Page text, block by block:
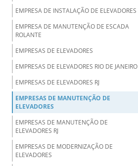
EMPRESA DE INSTALAÇÃO DE ELEVADORES
EMPRESA DE MANUTENÇÃO DE ESCADA
ROLANTE
EMPRESAS DE ELEVADORES
EMPRESAS DE ELEVADORES RIO DE JANEIRO
EMPRESAS DE ELEVADORES RJ
EMPRESAS DE MANUTENÇÃO DE
ELEVADORES
EMPRESAS DE MANUTENÇÃO DE
ELEVADORES RJ
EMPRESAS DE MODERNIZAÇÃO DE
ELEVADORES